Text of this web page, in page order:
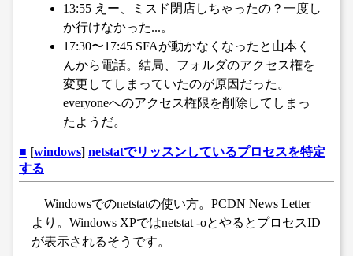
13:55 えー、ミスド閉店しちゃったの？一度し
か行けなかった...。
17:30〜17:45 SFAが動かなくなったと山本く
んから電話。結局、フォルダのアクセス権を
変更してしまっていたのが原因だった。
everyoneへのアクセス権限を削除してしまっ
たようだ。
■ [windows] netstatでリッスンしているプロセスを特定
する
Windowsでのnetstatの使い方。PCDN News Letter
より。Windows XPではnetstat -oとやるとプロセスID
が表示されるそうです。